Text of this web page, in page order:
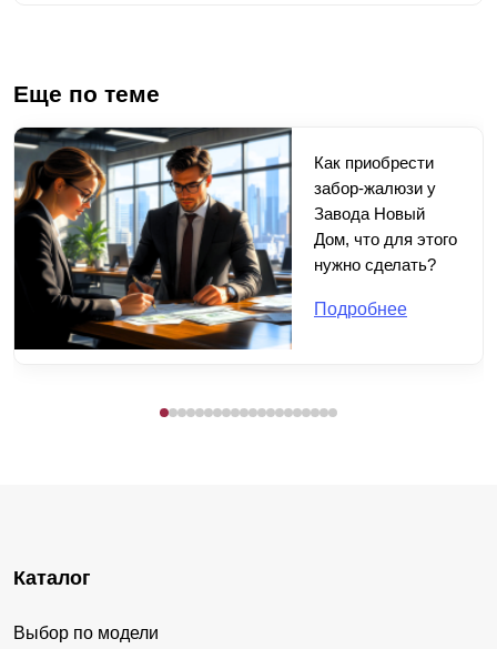
Еще по теме
Как приобрести
забор-жалюзи у
Завода Новый
Дом, что для этого
нужно сделать?
Подробнее
Каталог
Выбор по модели